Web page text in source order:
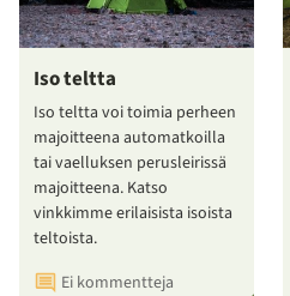
Iso teltta
Iso teltta voi toimia perheen
majoitteena automatkoilla
tai vaelluksen perusleirissä
majoitteena. Katso
vinkkimme erilaisista isoista
teltoista.
Ei kommentteja